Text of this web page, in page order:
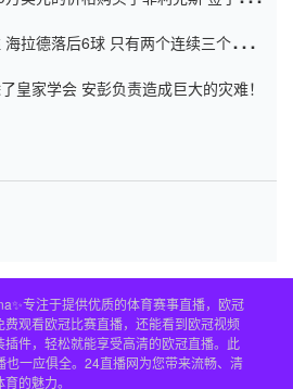
拉德落后6球 只有两个连续三个连续
皇家学会 安彭负责造成巨大的灾难！
专注于提供优质的体育赛事直播，欧冠
观看欧冠比赛直播，还能看到欧冠视频
件，轻松就能享受高清的欧冠直播。此
一应俱全。24直播网为您带来流畅、清
的魅力。